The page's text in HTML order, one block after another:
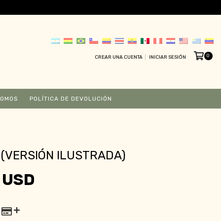
CREAR UNA CUENTA INICIAR SESIÓN 0
POLÍTICA DE DEVOLUCIÓN
ILUSTRADA)